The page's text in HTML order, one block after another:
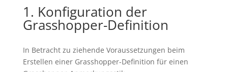
1. Konfiguration der
Grasshopper-Definition
In Betracht zu ziehende Voraussetzungen beim
Erstellen einer Grasshopper-Definition für einen